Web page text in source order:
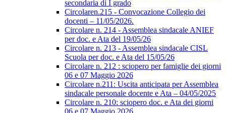
secondaria di I grado
Circolaren.215 - Convocazione Collegio dei
docenti – 11/05/2026.
Circolare n. 214 - Assemblea sindacale ANIEF
per doc. e Ata del 19/05/26
Circolare n. 213 - Assemblea sindacale CISL
Scuola per doc. e Ata del 15/05/26
Circolare n. 212 : sciopero per famiglie dei giorni
06 e 07 Maggio 2026
Circolare n.211: Uscita anticipata per Assemblea
sindacale personale docente e Ata – 04/05/2025
Circolare n. 210: sciopero doc. e Ata dei giorni